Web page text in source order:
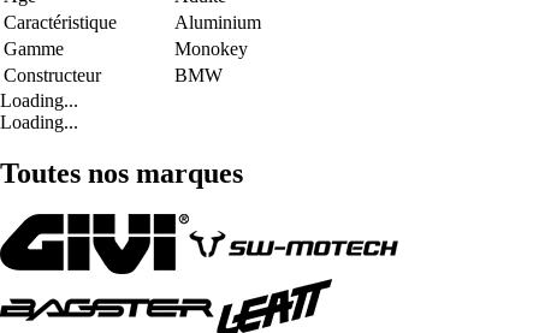
Caractéristique
Aluminium
Gamme
Monokey
Constructeur
BMW
Loading...
Loading...
Toutes nos marques